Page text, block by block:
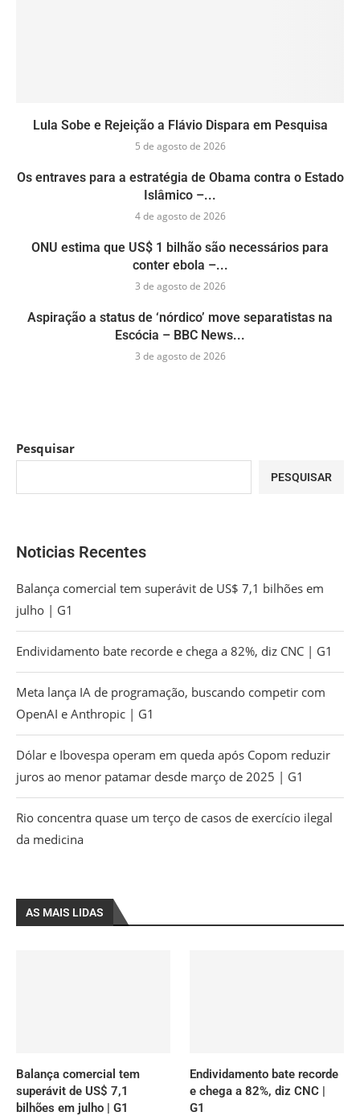
Lula Sobe e Rejeição a Flávio Dispara em Pesquisa
5 de agosto de 2026
Os entraves para a estratégia de Obama contra o Estado
Islâmico –...
4 de agosto de 2026
ONU estima que US$ 1 bilhão são necessários para
conter ebola –...
3 de agosto de 2026
Aspiração a status de ‘nórdico’ move separatistas na
Escócia – BBC News...
3 de agosto de 2026
Pesquisar
PESQUISAR
Noticias Recentes
Balança comercial tem superávit de US$ 7,1 bilhões em
julho | G1
Endividamento bate recorde e chega a 82%, diz CNC | G1
Meta lança IA de programação, buscando competir com
OpenAI e Anthropic | G1
Dólar e Ibovespa operam em queda após Copom reduzir
juros ao menor patamar desde março de 2025 | G1
Rio concentra quase um terço de casos de exercício ilegal
da medicina
AS MAIS LIDAS
Balança comercial tem
superávit de US$ 7,1
bilhões em julho | G1
Endividamento bate recorde
e chega a 82%, diz CNC |
G1